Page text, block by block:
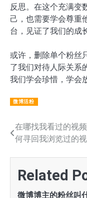
反思。在这个充满变
己，也需要学会尊重
台，见证了我们的成
或许，删除单个粉丝
了我们对待人际关系
我们学会珍惜，学会
微博活粉
文
航
在哪找我看过的视
何寻回我浏览过的
Related
微博博主的粉丝叫